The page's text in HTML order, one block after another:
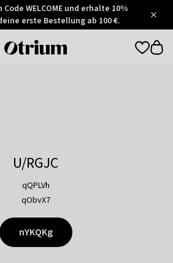
WELCOME und erhalte 10%
erste Bestellung ab 100 €.
Otrium
U/RGJC
qQPLVh
qObvX7
nYKQKg